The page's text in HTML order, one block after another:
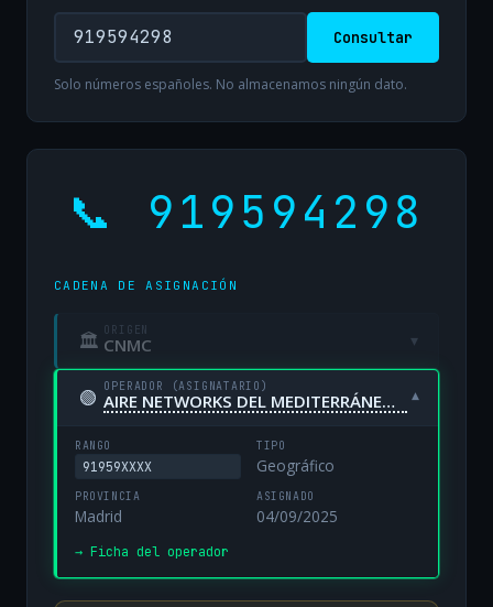
Consultar
Solo números españoles. No almacenamos ningún dato.
📞 919594298
CADENA DE ASIGNACIÓN
🏛 ORIGEN
CNMC ▾
🟢 OPERADOR (ASIGNATARIO)
AIRE NETWORKS DEL MEDITERRÁNEO, S.L. UNIPERSONAL ▾
RANGO
91959XXXX
TIPO
Geográfico
PROVINCIA
Madrid
ASIGNADO
04/09/2025
→ Ficha del operador